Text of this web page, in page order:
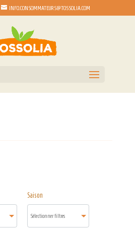
INFO.CONSOMMATEURS@TOSSOLIA.COM
Saison